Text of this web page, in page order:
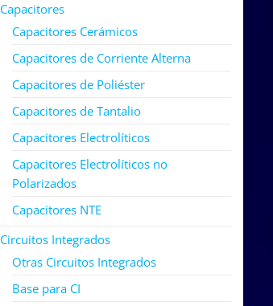
Capacitores
Capacitores Cerámicos
Capacitores de Corriente Alterna
Capacitores de Poliéster
Capacitores de Tantalio
Capacitores Electrolíticos
Capacitores Electrolíticos no
Polarizados
Capacitores NTE
Circuitos Integrados
Otras Circuitos Integrados
Base para CI